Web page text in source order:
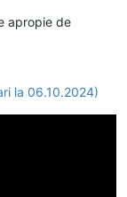
apropie de
la 06.10.2024)